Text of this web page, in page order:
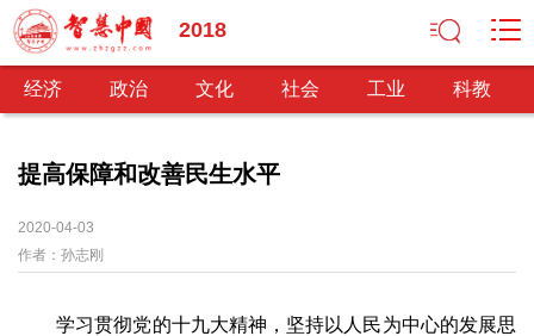
2018
经济 政治 文化 社会 工业 科教
经济
经济观察
提高保障和改善民生水平
2020-04-03
作者： 孙志刚
学习贯彻党的十九大精神，坚持以人民为中心的发展思